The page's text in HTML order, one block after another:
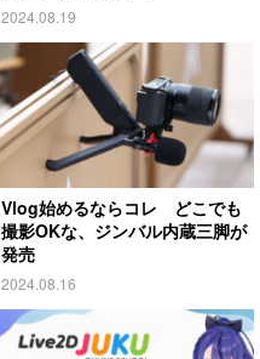
2024.08.19
Vlog始めるならコレ どこでも
撮影OKな、ジンバル内蔵三脚が
発売
2024.08.16